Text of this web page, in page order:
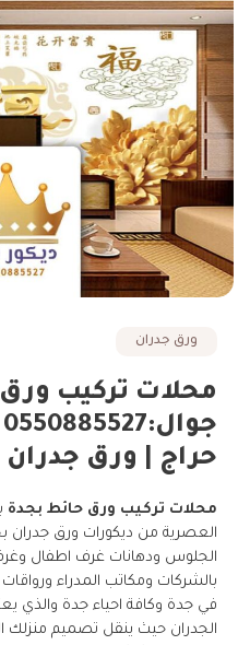
ورق جدران
محلات تركيب
حراج | ورق جدران
محلات تركيب ورق حائط بجدة
العصرية من ديكورات ورق جدران
الجلوس ودهانات غرف اطفال
في جدة وكافة احياء جدة والذي
الجدران حيث ينقل تصميم منزلك